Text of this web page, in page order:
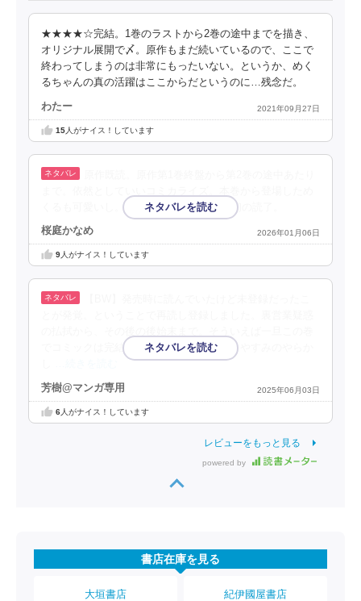
★★★★☆完結。1巻のラストから2巻の途中までを描き、
オリジナル展開で〆。原作もまだ続いているので、ここで
終わってしまうのは非常にもったいない。というか、めく
るちゃんの真の活躍はここからだというのに…残念だ。
わたー 2021年09月27日
15人がナイス！しています
くるも可愛いし。なお、本作が2026年最初の読了。
桜庭かなめ 2026年01月06日
9人がナイス！しています
でコミックは完結していましたね。夕陽とやすみのやらか
芳樹@マンガ専用 2025年06月03日
6人がナイス！しています
レビューをもっと見る
powered by
書店在庫を見る
大垣書店 紀伊國屋書店